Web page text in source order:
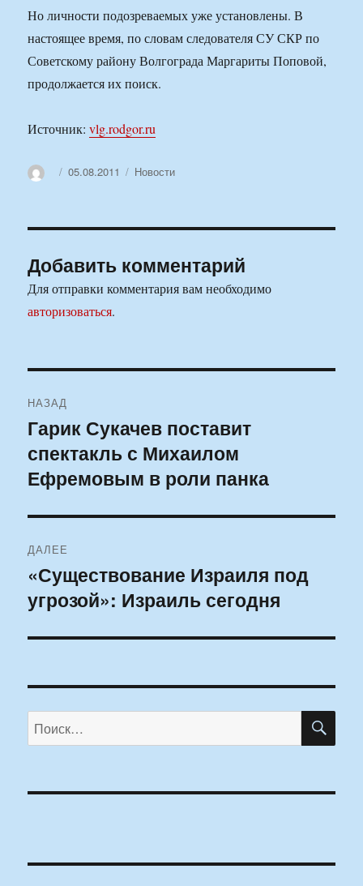
Но личности подозреваемых уже установлены. В
настоящее время, по словам следователя СУ СКР по
Советскому району Волгограда Маргариты Поповой,
продолжается их поиск.
Источник:vlg.rodgor.ru
АвторОпубликовано
05.08.2011 Рубрики
Новости
Добавить комментарий
Для отправки комментария вам необходимо
авторизоваться.
по
записям
НАЗАД
Предыдущая
запись:
Гарик Сукачев поставит
спектакль с Михаилом
Ефремовым в роли панка
ДАЛЕЕ
Следующая
запись:
«Существование Израиля под
угрозой»: Израиль сегодня
Искать: